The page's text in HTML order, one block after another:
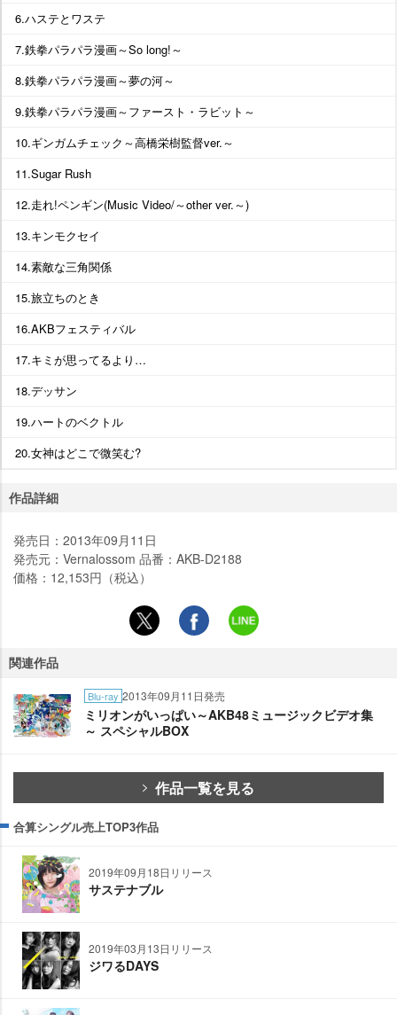
6.ハステとワステ
7.鉄拳パラパラ漫画～So long!～
8.鉄拳パラパラ漫画～夢の河～
9.鉄拳パラパラ漫画～ファースト・ラビット～
10.ギンガムチェック～高橋栄樹監督ver.～
11.Sugar Rush
12.走れ!ペンギン(Music Video/～other ver.～)
13.キンモクセイ
14.素敵な三角関係
15.旅立ちのとき
16.AKBフェスティバル
17.キミが思ってるより…
18.デッサン
19.ハートのベクトル
20.女神はどこで微笑む?
作品詳細
発売日：2013年09月11日
発売元：Vernalossom 品番：AKB-D2188
価格：12,153円（税込）
関連作品
Blu-ray 2013年09月11日発売
ミリオンがいっぱい～AKB48ミュージックビデオ集
～ スペシャルBOX
作品一覧を見る
合算シングル売上TOP3作品
2019年09月18日リリース
サステナブル
2019年03月13日リリース
ジワるDAYS